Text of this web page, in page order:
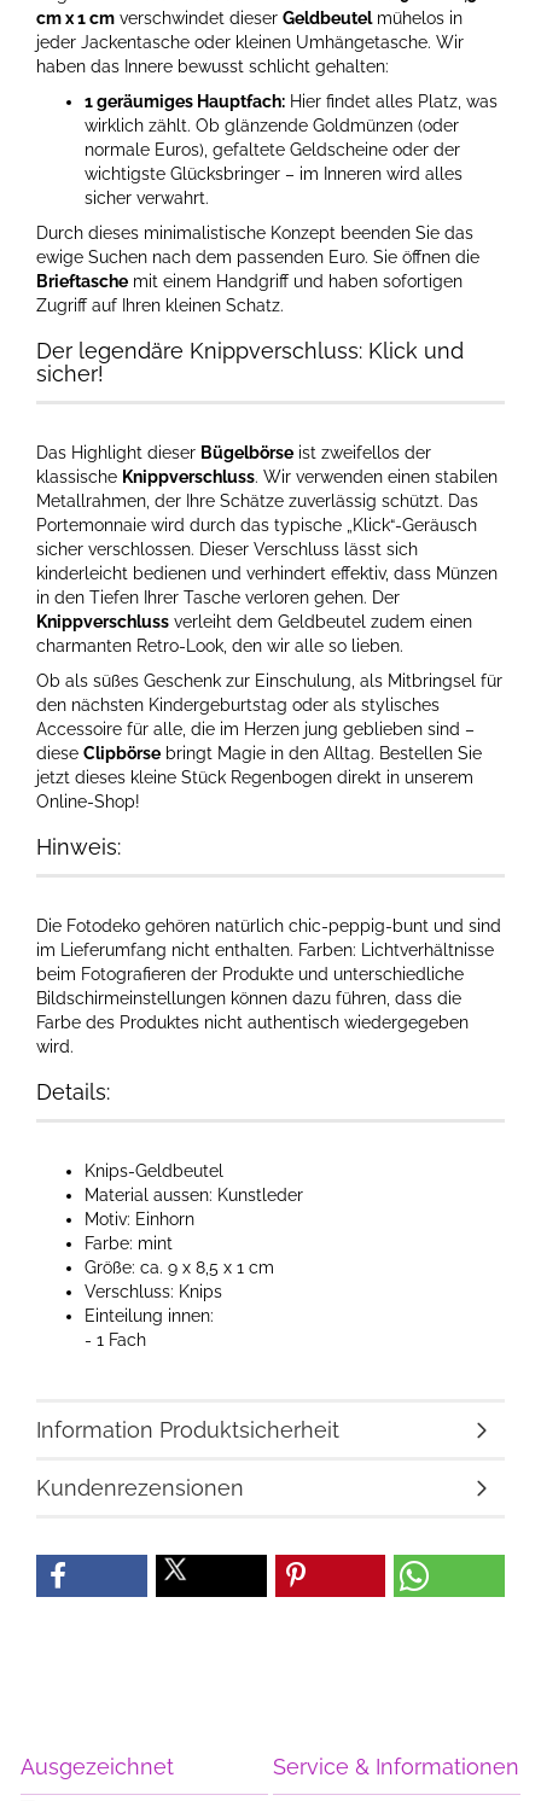
cm x 1 cm verschwindet dieser Geldbeutelmühelos in
jeder Jackentasche oder kleinen Umhängetasche. Wir
haben das Innere bewusst schlicht gehalten:
1 geräumiges Hauptfach: Hier findet alles Platz, was
wirklich zählt. Ob glänzende Goldmünzen (oder
normale Euros), gefaltete Geldscheine oder der
wichtigste Glücksbringer – im Inneren wird alles
sicher verwahrt.
Durch dieses minimalistische Konzept beenden Sie das
ewige Suchen nach dem passenden Euro. Sie öffnen die
Brieftasche mit einem Handgriff und haben sofortigen
Zugriff auf Ihren kleinen Schatz.
Der legendäre Knippverschluss: Klick und
sicher!
Das Highlight dieser Bügelbörse ist zweifellos der
klassische Knippverschluss. Wir verwenden einen stabilen
Metallrahmen, der Ihre Schätze zuverlässig schützt. Das
Portemonnaie wird durch das typische „Klick“-Geräusch
sicher verschlossen. Dieser Verschluss lässt sich
kinderleicht bedienen und verhindert effektiv, dass Münzen
in den Tiefen Ihrer Tasche verloren gehen. Der
Knippverschluss verleiht dem Geldbeutel zudem einen
charmanten Retro-Look, den wir alle so lieben.
Ob als süßes Geschenk zur Einschulung, als Mitbringsel für
den nächsten Kindergeburtstag oder als stylisches
Accessoire für alle, die im Herzen jung geblieben sind –
diese Clipbörse bringt Magie in den Alltag. Bestellen Sie
jetzt dieses kleine Stück Regenbogen direkt in unserem
Online-Shop!
Hinweis:
Die Fotodeko gehören natürlich chic-peppig-bunt und sind
im Lieferumfang nicht enthalten. Farben: Lichtverhältnisse
beim Fotografieren der Produkte und unterschiedliche
Bildschirmeinstellungen können dazu führen, dass die
Farbe des Produktes nicht authentisch wiedergegeben
wird.​
Details:
Knips-Geldbeutel
Material aussen: Kunstleder
Motiv: Einhorn
Farbe: mint
Größe: ca. 9 x 8,5 x 1 cm
Verschluss: Knips
Einteilung innen:
- 1 Fach
Information Produktsicherheit
Kundenrezensionen
Ausgezeichnet Service & Informationen